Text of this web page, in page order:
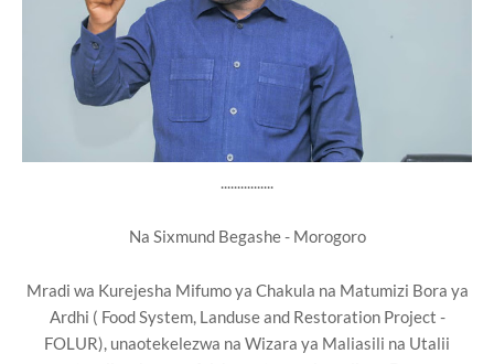
................
Na Sixmund Begashe - Morogoro
Mradi wa Kurejesha Mifumo ya Chakula na Matumizi Bora ya
Ardhi ( Food System, Landuse and Restoration Project -
FOLUR), unaotekelezwa na Wizara ya Maliasili na Utalii